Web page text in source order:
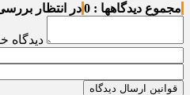
مجموع دیدگاهها : 0 در انتظار بررسی
دیدگاه
قوانین ارسال دیدگاه